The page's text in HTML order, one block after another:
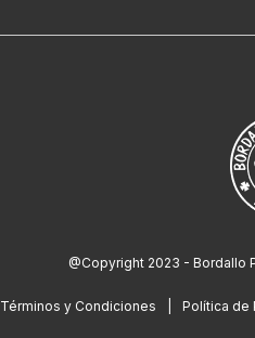
@Copyright 2023 - Bordallo
Términos y Condiciones Política de